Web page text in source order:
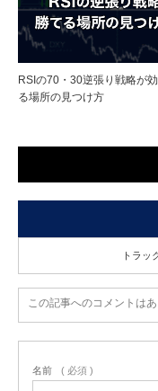
RSIの70・30逆張り戦略が
る場所の見つけ方
トラッ
この記事へのコメントはあ
名前 ( 必須 )